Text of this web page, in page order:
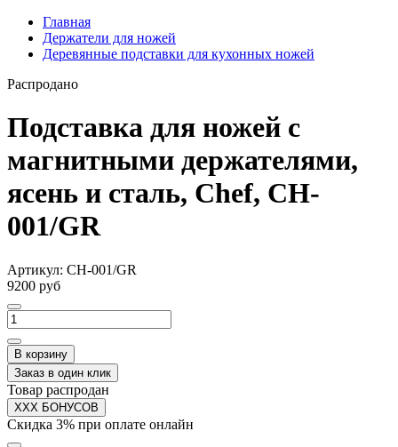
Главная
Держатели для ножей
Деревянные подставки для кухонных ножей
Распродано
Подставка для ножей с
магнитными держателями,
ясень и сталь, Chef, CH-
001/GR
Артикул: CH-001/GR
9200 руб
В корзину
Заказ в один клик
Товар распродан
XXX БОНУСОВ
Скидка 3% при оплате онлайн